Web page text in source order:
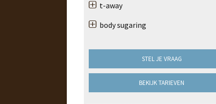
t-away
body sugaring
STEL JE VRAAG
BEKIJK TARIEVEN